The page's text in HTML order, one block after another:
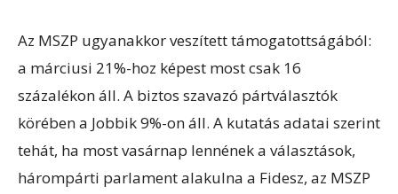
Az MSZP ugyanakkor veszített támogatottságából:
a márciusi 21%-hoz képest most csak 16
százalékon áll. A biztos szavazó pártválasztók
körében a Jobbik 9%-on áll. A kutatás adatai szerint
tehát, ha most vasárnap lennének a választások,
hárompárti parlament alakulna a Fidesz, az MSZP